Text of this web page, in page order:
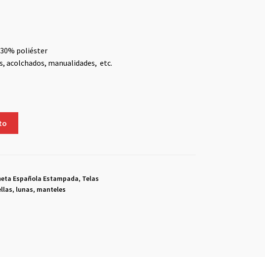
poliéster
acolchados, manualidades, etc.
Española Estampada, Telas
, lunas, manteles